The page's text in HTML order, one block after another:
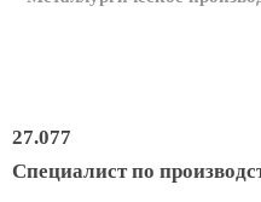
27.077
Специалист по